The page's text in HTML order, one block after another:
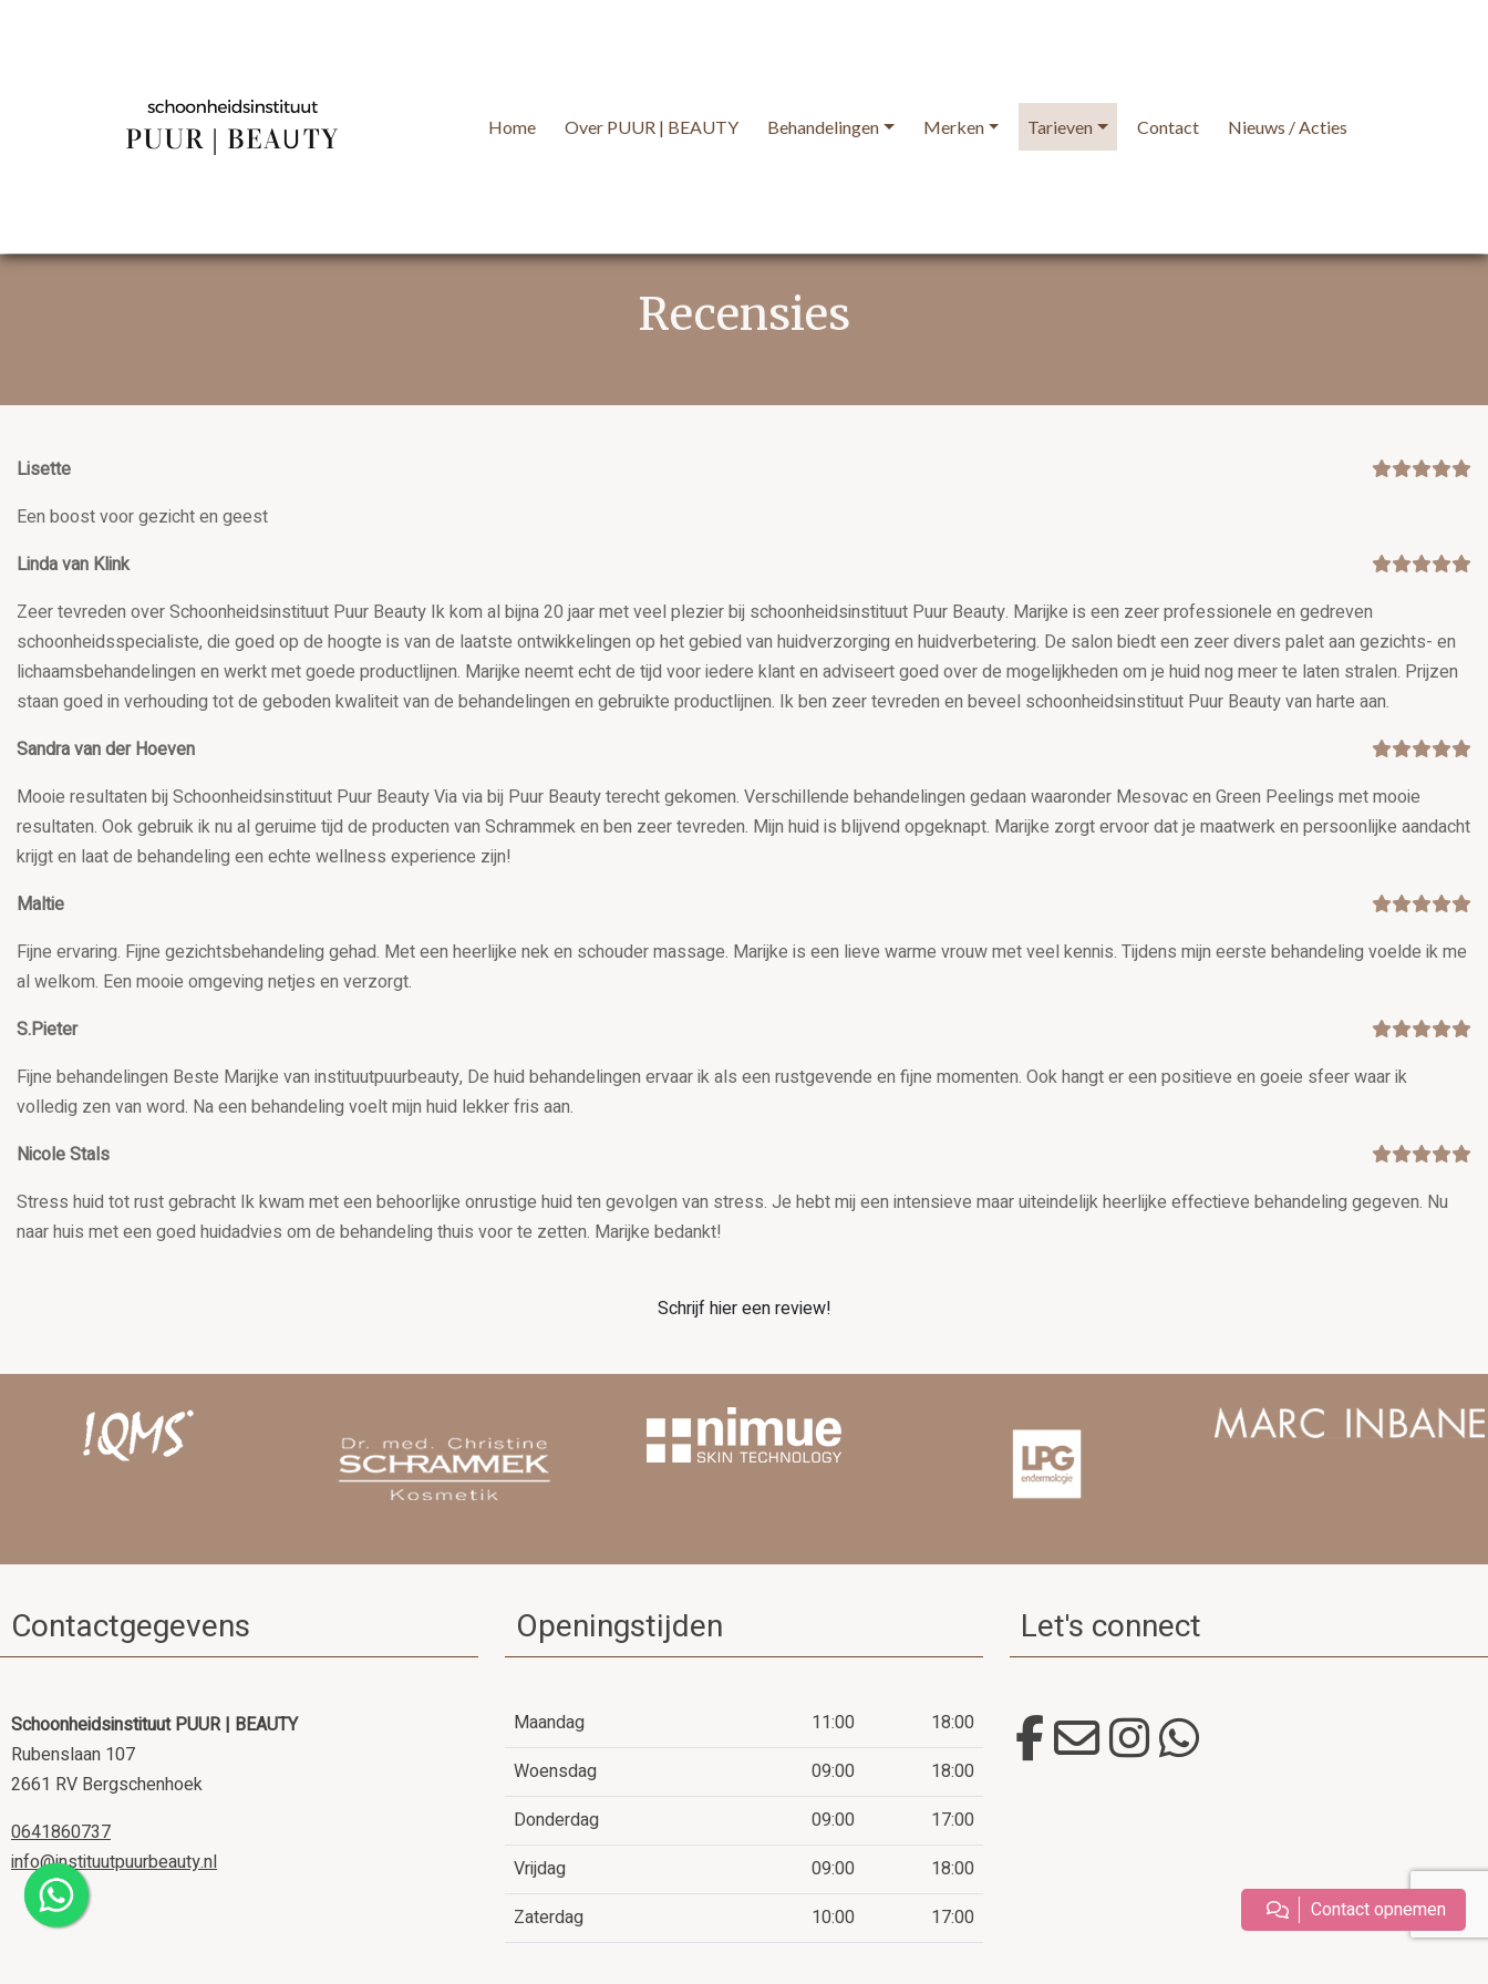
Home Over PUUR | BEAUTY Behandelingen Merken Tarieven Contact Nieuws / Acties
Recensies
Lisette
Een boost voor gezicht en geest
Linda van Klink
Zeer tevreden over Schoonheidsinstituut Puur Beauty Ik kom al bijna 20 jaar met veel plezier bij schoonheidsinstituut Puur Beauty. Marijke is een zeer professionele en gedreven
schoonheidsspecialiste, die goed op de hoogte is van de laatste ontwikkelingen op het gebied van huidverzorging en huidverbetering. De salon biedt een zeer divers palet aan gezichts- en
lichaamsbehandelingen en werkt met goede productlijnen. Marijke neemt echt de tijd voor iedere klant en adviseert goed over de mogelijkheden om je huid nog meer te laten stralen. Prijzen
staan goed in verhouding tot de geboden kwaliteit van de behandelingen en gebruikte productlijnen. Ik ben zeer tevreden en beveel schoonheidsinstituut Puur Beauty van harte aan.
Sandra van der Hoeven
Mooie resultaten bij Schoonheidsinstituut Puur Beauty Via via bij Puur Beauty terecht gekomen. Verschillende behandelingen gedaan waaronder Mesovac en Green Peelings met mooie
resultaten. Ook gebruik ik nu al geruime tijd de producten van Schrammek en ben zeer tevreden. Mijn huid is blijvend opgeknapt. Marijke zorgt ervoor dat je maatwerk en persoonlijke aandacht
krijgt en laat de behandeling een echte wellness experience zijn!
Maltie
Fijne ervaring. Fijne gezichtsbehandeling gehad. Met een heerlijke nek en schouder massage. Marijke is een lieve warme vrouw met veel kennis. Tijdens mijn eerste behandeling voelde ik me
al welkom. Een mooie omgeving netjes en verzorgt.
S.Pieter
Fijne behandelingen Beste Marijke van instituutpuurbeauty, De huid behandelingen ervaar ik als een rustgevende en fijne momenten. Ook hangt er een positieve en goeie sfeer waar ik
volledig zen van word. Na een behandeling voelt mijn huid lekker fris aan.
Nicole Stals
Stress huid tot rust gebracht Ik kwam met een behoorlijke onrustige huid ten gevolgen van stress. Je hebt mij een intensieve maar uiteindelijk heerlijke effectieve behandeling gegeven. Nu
naar huis met een goed huidadvies om de behandeling thuis voor te zetten. Marijke bedankt!
Schrijf hier een review!
Contactgegevens
Schoonheidsinstituut PUUR | BEAUTY
Rubenslaan 107
2661 RV Bergschenhoek
0641860737
info@instituutpuurbeauty.nl
Openingstijden
Maandag 11:00
18:00
Woensdag
09:00
18:00
Donderdag
09:00
17:00
Vrijdag
09:00
18:00
Zaterdag
10:00 17:00
Let's connect
Contact opnemen